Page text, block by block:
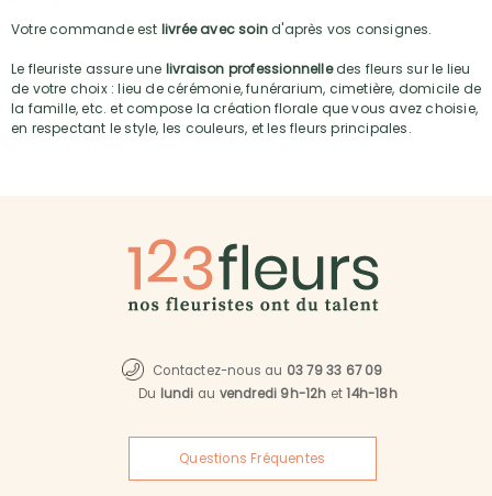
Votre commande est livrée avec soind'après vos consignes.
Le fleuriste assure une livraison professionnelledes fleurs sur le lieu
de votre choix : lieu de cérémonie, funérarium, cimetière, domicile de
la famille, etc. et compose la création florale que vous avez choisie,
en respectant le style, les couleurs, et les fleurs principales.
Contactez-nous au 03 79 33 67 09
Du lundi au vendredi 9h-12h et14h-18h
Questions Fréquentes